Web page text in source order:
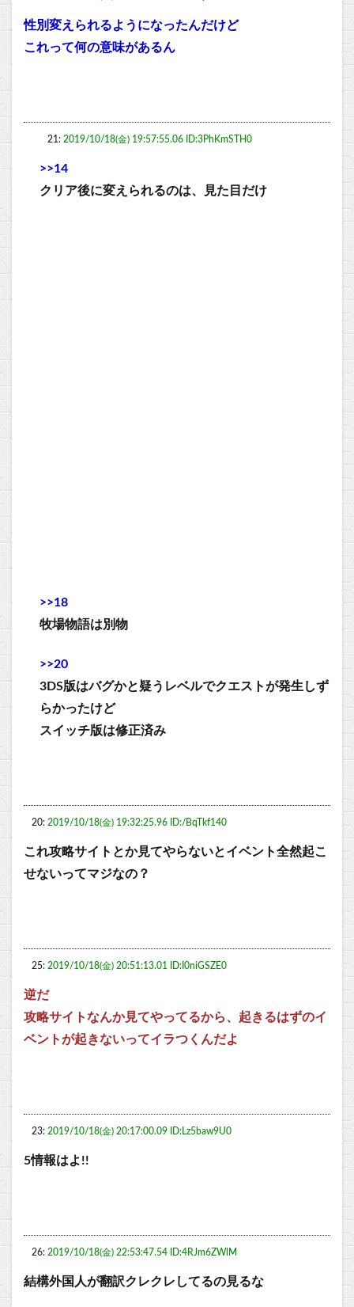
性別変えられるようになったんだけど
これって何の意味があるん
21: 2019/10/18(金) 19:57:55.06 ID:3PhKmSTH0
>>14
クリア後に変えられるのは、見た目だけ
>>18
牧場物語は別物
>>20
3DS版はバグかと疑うレベルでクエストが発生しず
らかったけど
スイッチ版は修正済み
20: 2019/10/18(金) 19:32:25.96 ID:/BqTkf140
これ攻略サイトとか見てやらないとイベント全然起こ
せないってマジなの？
25: 2019/10/18(金) 20:51:13.01 ID:I0niGSZE0
逆だ
攻略サイトなんか見てやってるから、起きるはずのイ
ベントが起きないってイラつくんだよ
23: 2019/10/18(金) 20:17:00.09 ID:Lz5baw9U0
5情報はよ!!
26: 2019/10/18(金) 22:53:47.54 ID:4RJm6ZWlM
結構外国人が翻訳クレクレしてるの見るな